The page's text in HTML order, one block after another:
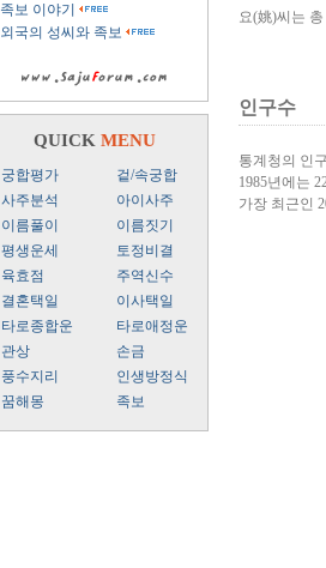
족보 이야기
외국의 성씨와 족보
QUICK MENU
궁합평가
겉/속궁합
사주분석
아이사주
이름풀이
이름짓기
평생운세
토정비결
육효점
주역신수
결혼택일
이사택일
타로종합운
타로애정운
관상
손금
풍수지리
인생방정식
꿈해몽
족보
요(姚)씨는
인구수
통계청의 인
1985년에는
가장 최근인